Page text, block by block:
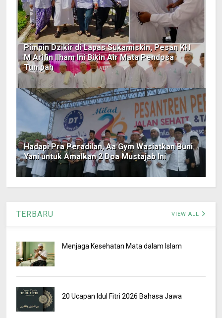
Pimpin Dzikir di Lapas Sukamiskin, Pesan KH
M Arifin Ilham Ini Bikin Air Mata Pendosa
Tumpah
Hadapi Pra Peradilan, Aa Gym Wasiatkan Buni
Yani untuk Amalkan 2 Doa Mustajab Ini
TERBARU VIEW ALL
Menjaga Kesehatan Mata dalam Islam
20 Ucapan Idul Fitri 2026 Bahasa Jawa